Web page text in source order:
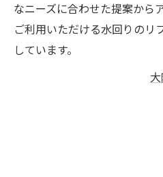
なニーズに合わせた提案から
ご利用いただける水回りのリ
しています。